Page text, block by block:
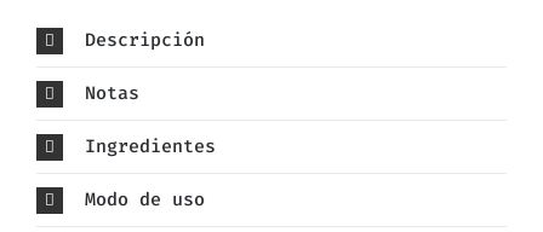
Descripción
Notas
Ingredientes
Modo de uso